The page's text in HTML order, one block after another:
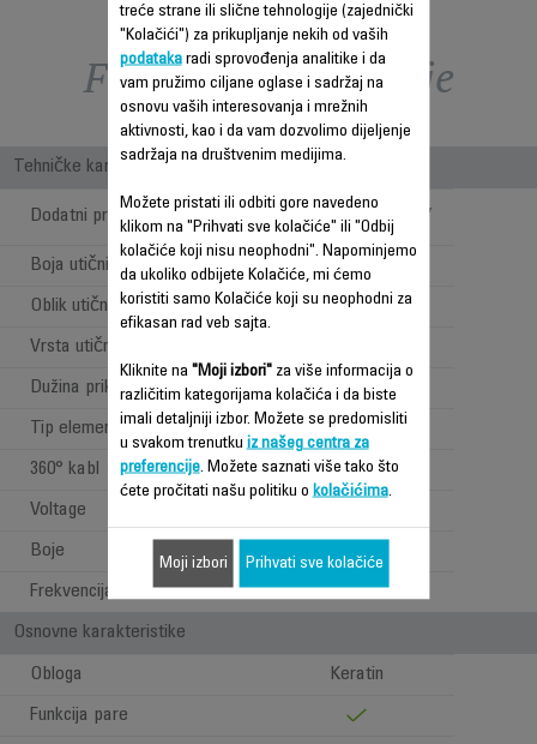
Funkcije – poređenje
Tehničke karakteristike
Dodatni pribor uključen
Četka za čišćenje,
bočica za dolivanje
Boja utičnice
bela
Oblik utičnice Ravna
Vrsta utičnice
Dužina priključnog kabla 1.8 m
Tip elementa za zagrevanje Aluminijum
360° kabl
Voltage
Boje
Frekvencija 50-60 Hz
Osnovne karakteristike
Obloga Keratin
Funkcija pare
treće strane ili slične tehnologije (zajednički
"Kolačići") za prikupljanje nekih od vaših
podatakaradi sprovođenja analitike i da
vam pružimo ciljane oglase i sadržaj na
osnovu vaših interesovanja i mrežnih
aktivnosti, kao i da vam dozvolimo dijeljenje
sadržaja na društvenim medijima.
Možete pristati ili odbiti gore navedeno
klikom na "Prihvati sve kolačiće" ili "Odbij
kolačiće koji nisu neophodni". Napominjemo
da ukoliko odbijete Kolačiće, mi ćemo
koristiti samo Kolačiće koji su neophodni za
efikasan rad veb sajta.
Kliknite na "Moji izbori"za više informacija o
različitim kategorijama kolačića i da biste
imali detaljniji izbor. Možete se predomisliti
u svakom trenutku iz našeg centra za
preferencije. Možete saznati više tako što
ćete pročitati našu politiku o kolačićima.
Moji izbori Prihvati sve kolačiće